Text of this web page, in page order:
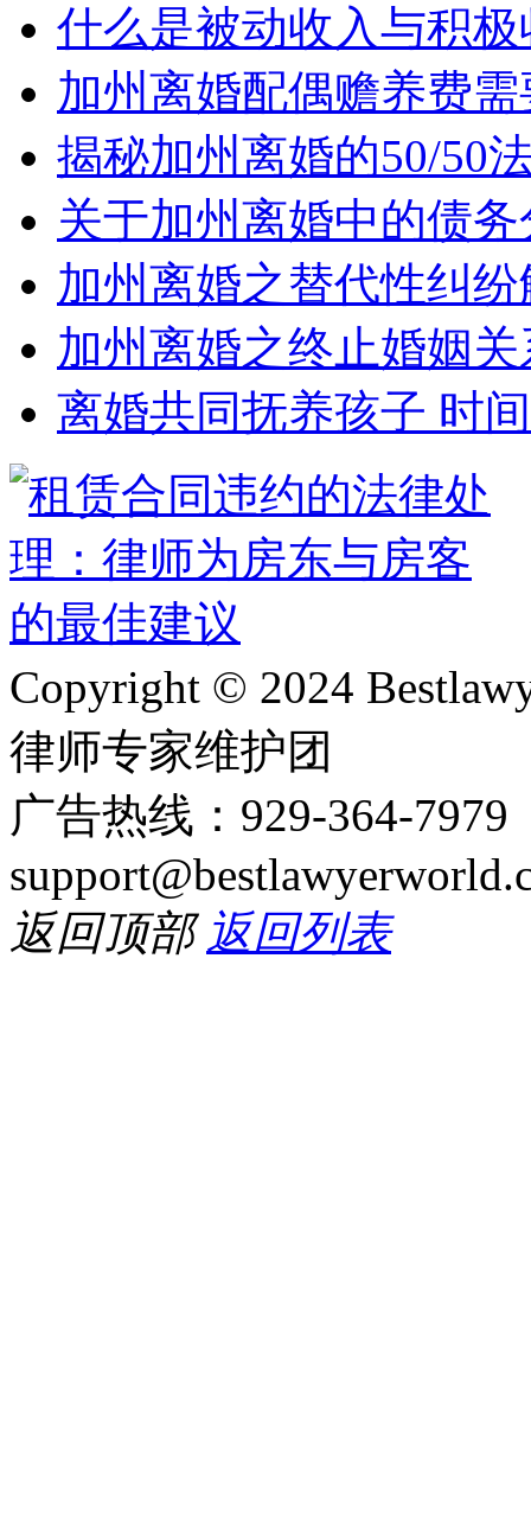
什么是被动收入与积
加州离婚配偶赡养费
揭秘加州离婚的50/50
关于加州离婚中的债
加州离婚之替代性纠
加州离婚之终止婚姻关
离婚共同抚养孩子 时
Copyright © 2024
律师专家维护团
广告热线：929-364-
返回顶部 返回列表